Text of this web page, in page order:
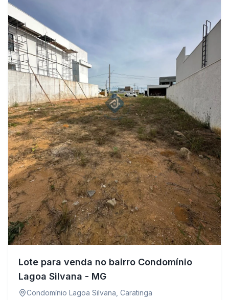
Lote para venda no bairro Condomínio
Lagoa Silvana - MG
Condomínio Lagoa Silvana Caratinga